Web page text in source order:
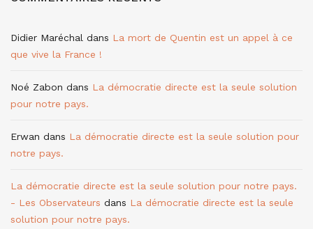
Didier Maréchal dans La mort de Quentin est un appel à ce
que vive la France !
Noé Zabon dans La démocratie directe est la seule solution
pour notre pays.
Erwan dans La démocratie directe est la seule solution pour
notre pays.
La démocratie directe est la seule solution pour notre pays.
- Les Observateurs dans La démocratie directe est la seule
solution pour notre pays.